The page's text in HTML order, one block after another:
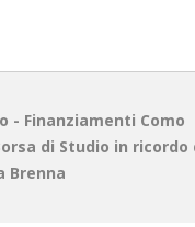
- Finanziamenti Como
di Studio in ricordo
Brenna